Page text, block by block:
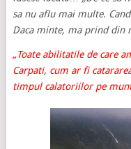
sa nu aflu mai multe.
Daca minte, ma prind din
„Toate abilitatile de care
Carpati, cum ar fi
timpul calatoriilor pe